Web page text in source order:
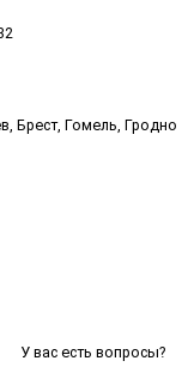
Брест, Гомель, Гродно
У вас есть вопросы?